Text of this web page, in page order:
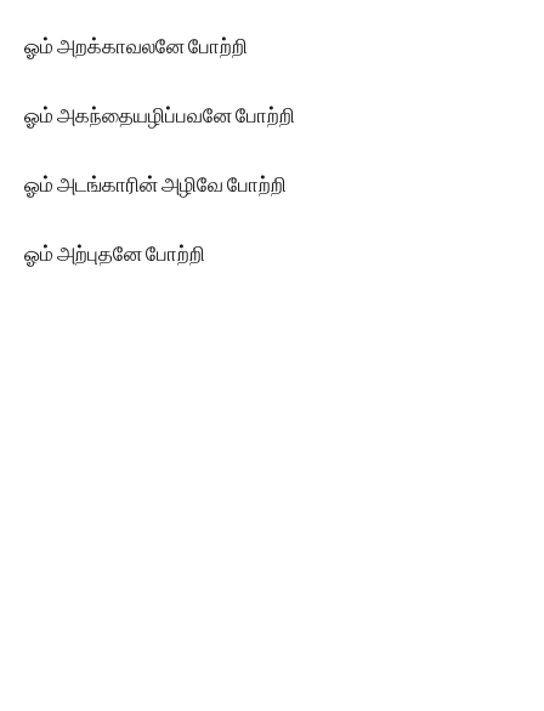
ஓம் அறக்காவலனே போற்றி
ஓம் அகந்தையழிப்பவனே போற்றி
ஓம் அடங்காரின் அழிவே போற்றி
ஓம் அற்புதனே போற்றி